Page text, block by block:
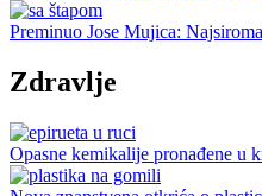
Preminuo Jose Mujica:
Zdravlje
Opasne kemikalije pronađene